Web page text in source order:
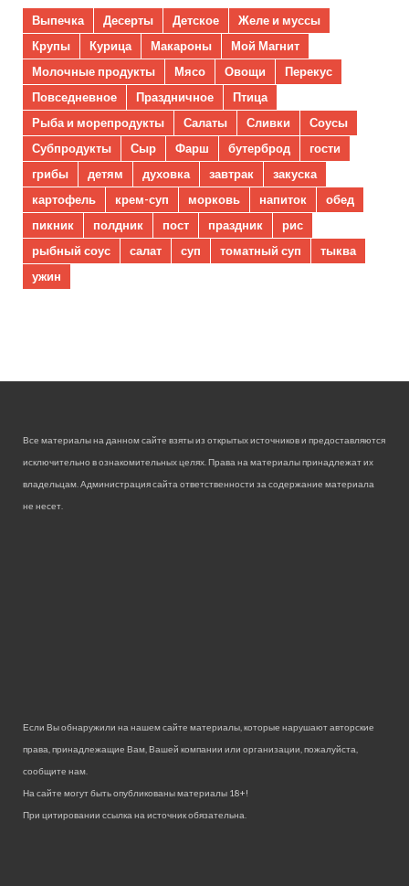
Выпечка Десерты Детское
Желе и муссы
Крупы
Курица Макароны
Мой Магнит
Молочные продукты
Мясо Овощи
Перекус
Повседневное
Праздничное
Птица
Рыба и морепродукты
Салаты Сливки
Соусы
Субпродукты
Сыр Фарш бутерброд
гости
грибы
детям духовка завтрак
закуска
картофель
крем-суп морковь напиток
обед
пикник
полдник пост праздник
рис
рыбный соус
салат суп томатный суп
тыква
ужин
Все материалы на данном сайте взяты из открытых источников и предоставляются
исключительно в ознакомительных целях. Права на материалы принадлежат их
владельцам. Администрация сайта ответственности за содержание материала
не несет.
Если Вы обнаружили на нашем сайте материалы, которые нарушают авторские
права, принадлежащие Вам, Вашей компании или организации, пожалуйста,
сообщите нам.
На сайте могут быть опубликованы материалы 18+!
При цитировании ссылка на источник обязательна.